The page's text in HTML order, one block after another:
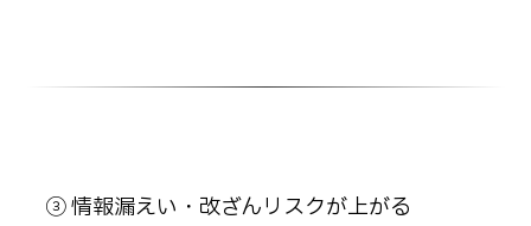
③ 情報漏えい・改ざんリスクが上がる